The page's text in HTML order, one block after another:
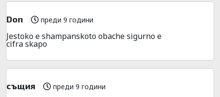
Don преди 9 години
Jestoko e shampanskoto obache sigurno e
cifra skapo
същия преди 9 години